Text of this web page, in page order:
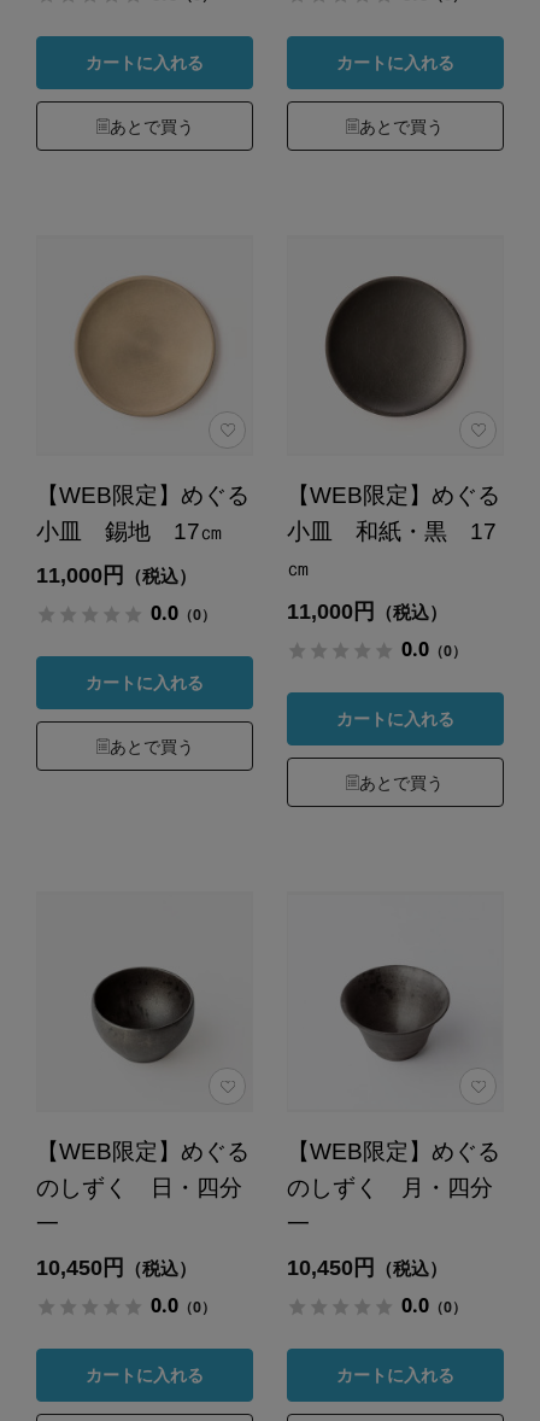
カートに入れる
あとで買う
カートに入れる
あとで買う
【WEB限定】めぐる
小皿 錫地 17㎝
11,000円 （税込）
0.0（0）
カートに入れる
あとで買う
【WEB限定】めぐる
小皿 和紙・黒 17
㎝
11,000円 （税込）
0.0（0）
カートに入れる
あとで買う
【WEB限定】めぐる
のしずく 日・四分
一
10,450円 （税込）
0.0（0）
カートに入れる
【WEB限定】めぐる
のしずく 月・四分
一
10,450円 （税込）
0.0（0）
カートに入れる